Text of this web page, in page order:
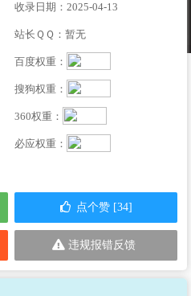
收录日期：2025-04-13
站长ＱＱ：暂无
百度权重：
搜狗权重：
360权重：
必应权重：
点个赞 [34]
违规报错反馈